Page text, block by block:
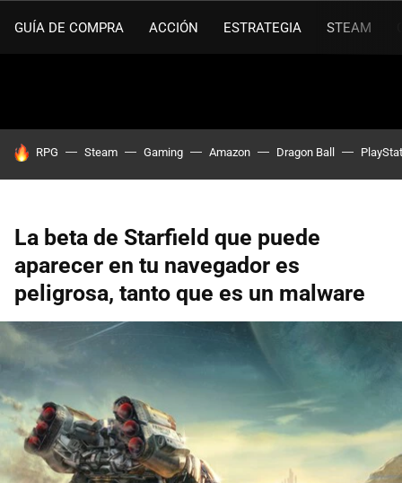
GUÍA DE COMPRA ACCIÓN ESTRATEGIA STEAM
HOY SE HABLA DE
RPG Steam Gaming Amazon Dragon Ball
La beta de Starfield que puede
aparecer en tu navegador es
peligrosa, tanto que es un malware